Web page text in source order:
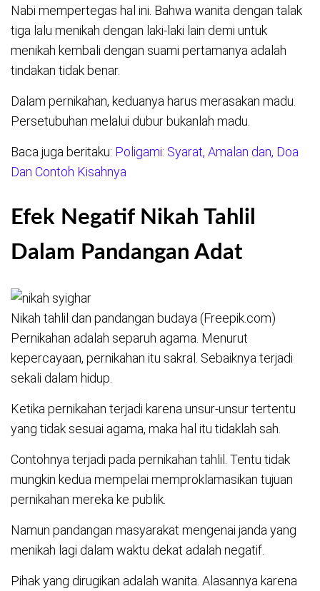
Nabi mempertegas hal ini. Bahwa wanita dengan talak
tiga lalu menikah dengan laki-laki lain demi untuk
menikah kembali dengan suami pertamanya adalah
tindakan tidak benar.
Dalam pernikahan, keduanya harus merasakan madu.
Persetubuhan melalui dubur bukanlah madu.
Baca juga beritaku: Poligami: Syarat, Amalan dan, Doa
Dan Contoh Kisahnya
Efek Negatif Nikah Tahlil
Dalam Pandangan Adat
Nikah tahlil dan pandangan budaya (Freepik.com)
Pernikahan adalah separuh agama. Menurut
kepercayaan, pernikahan itu sakral. Sebaiknya terjadi
sekali dalam hidup.
Ketika pernikahan terjadi karena unsur-unsur tertentu
yang tidak sesuai agama, maka hal itu tidaklah sah.
Contohnya terjadi pada pernikahan tahlil. Tentu tidak
mungkin kedua mempelai memproklamasikan tujuan
pernikahan mereka ke publik.
Namun pandangan masyarakat mengenai janda yang
menikah lagi dalam waktu dekat adalah negatif.
Pihak yang dirugikan adalah wanita. Alasannya karena